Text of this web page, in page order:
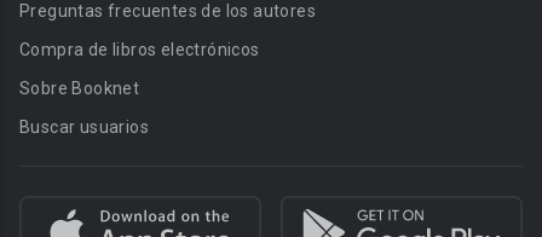
Preguntas frecuentes de los autores
Compra de libros electrónicos
Sobre Booknet
Buscar usuarios